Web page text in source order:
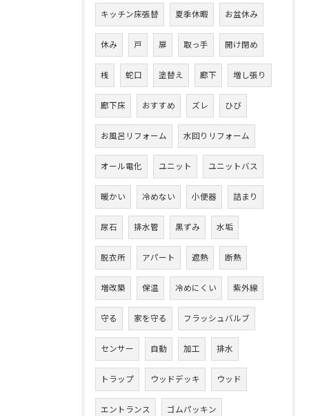
キッチン床張替 夏季休暇 お盆休み
休み 戸 扉 取っ手 開け閉め
桟 蛇口 塗替え 廊下 増し張り
廊下床 おすすめ ズレ ひび
お風呂リフォーム 水回りリフォーム
オール電化 ユニット ユニットバス
暖かい 冷めない 小便器 詰まり
尿石 排水管 黒ずみ 水垢
脱衣所 アパート 遮熱 断熱
増改築 保温 冷めにくい 紫外線
守る 家を守る フラッシュバルブ
センサー 自動 加工 排水
トラップ ウッドデッキ ウッド
エントランス ゴムパッキン